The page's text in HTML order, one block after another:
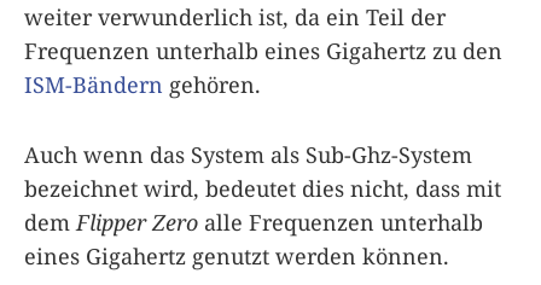
weiter verwunderlich ist, da ein Teil der
Frequenzen unterhalb eines Gigahertz zu den
ISM-Bändern gehören.
Auch wenn das System als Sub-Ghz-System
bezeichnet wird, bedeutet dies nicht, dass mit
demFlipper Zero alle Frequenzen unterhalb
eines Gigahertz genutzt werden können.